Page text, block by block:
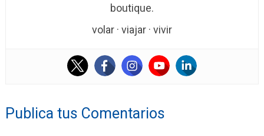
boutique.
volar · viajar · vivir
Publica tus Comentarios